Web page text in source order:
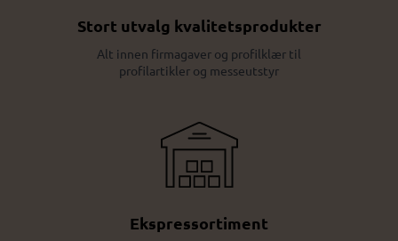
Stort utvalg kvalitetsprodukter
Alt innen firmagaver og profilklær til
profilartikler og messeutstyr
Ekspressortiment